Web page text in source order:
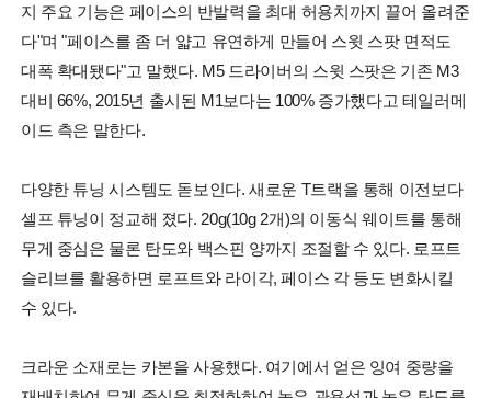
지 주요 기능은 페이스의 반발력을 최대 허용치까지 끌어 올려준
다"며 "페이스를 좀 더 얇고 유연하게 만들어 스윗 스팟 면적도
대폭 확대됐다"고 말했다. M5 드라이버의 스윗 스팟은 기존 M3
대비 66%, 2015년 출시된 M1보다는 100% 증가했다고 테일러메
이드 측은 말한다.
다양한 튜닝 시스템도 돋보인다. 새로운 T트랙을 통해 이전보다
셀프 튜닝이 정교해 졌다. 20g(10g 2개)의 이동식 웨이트를 통해
무게 중심은 물론 탄도와 백스핀 양까지 조절할 수 있다. 로프트
슬리브를 활용하면 로프트와 라이각, 페이스 각 등도 변화시킬
수 있다.
크라운 소재로는 카본을 사용했다. 여기에서 얻은 잉여 중량을